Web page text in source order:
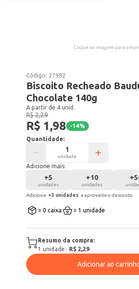
Clique na imagem para
Código: 27982
Biscoito Recheado
Chocolate 140g
A partir de 4 unid.
R$ 2,29
R$ 1,98 -14%
Quantidade:
unidade
Adicione mais:
+5
unidades
+10
unidades
+
Adicione +3 unidades e aproveite o desconto
= 0 caixa = 1 unidade
Resumo da compra:
1 unidade · R$ 2,29
Adicionar ao